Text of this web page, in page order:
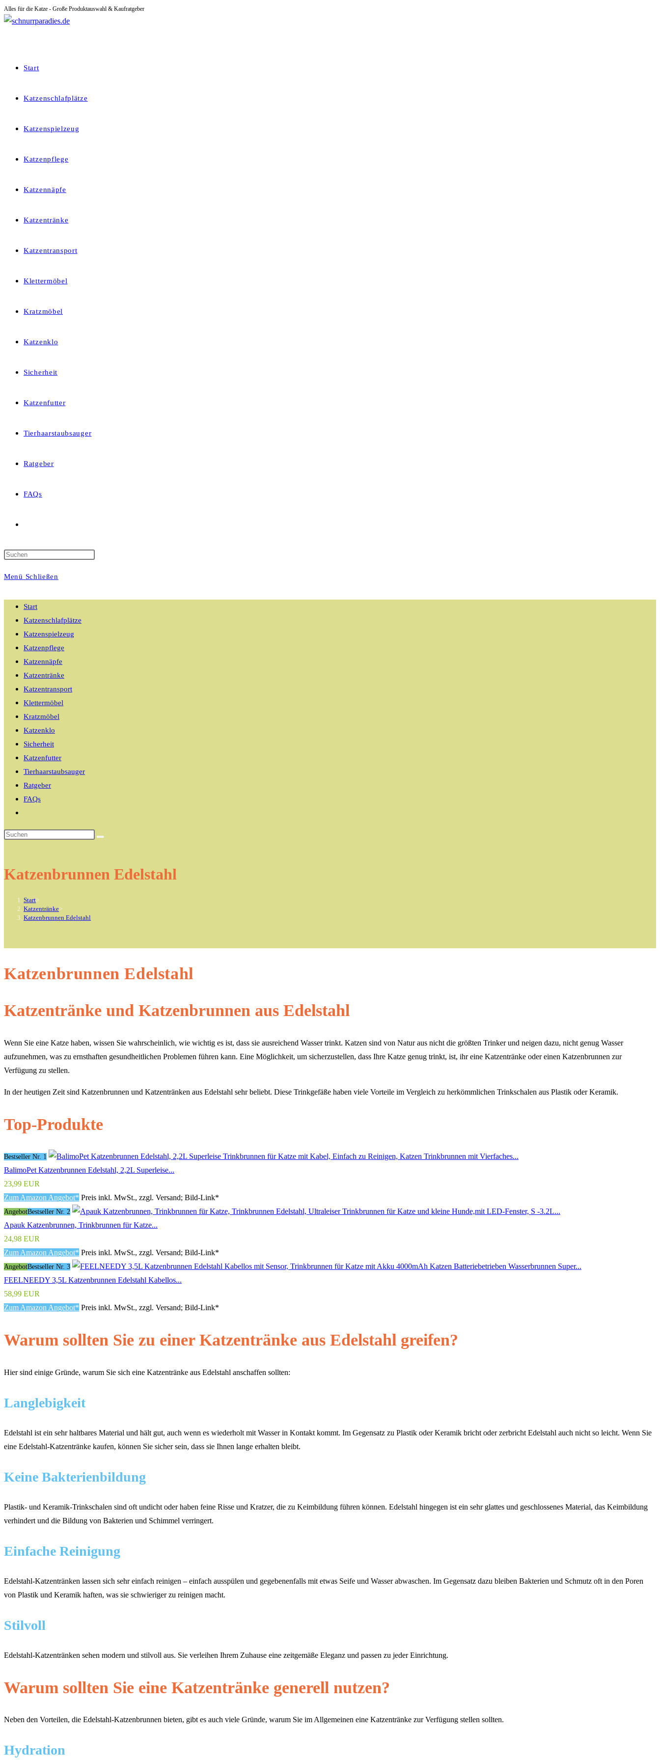
Zum
Inhalt
Alles für die Katze - Große Produktauswahl & Kaufratgeber
Start
Katzenschlafplätze
Katzenspielzeug
Katzenpflege
Katzennäpfe
Katzentränke
Katzentransport
Klettermöbel
Kratzmöbel
Katzenklo
Sicherheit
Katzenfutter
Tierhaarstaubsauger
Ratgeber
FAQs
Suche
Menü Schließen
Start
Katzenschlafplätze
Katzenspielzeug
Katzenpflege
Katzennäpfe
Katzentränke
Katzentransport
Klettermöbel
Kratzmöbel
Katzenklo
Sicherheit
Katzenfutter
Tierhaarstaubsauger
Ratgeber
FAQs
umschalten
Katzenbrunnen Edelstahl
Start>
Katzentränke>
Katzenbrunnen Edelstahl
Katzenbrunnen Edelstahl
Katzentränke und Katzenbrunnen aus Edelstahl
Wenn Sie eine Katze haben, wissen Sie wahrscheinlich, wie wichtig es ist, dass sie ausreichend Wasser trinkt. Katzen sind von Natur aus nicht die größten Trinker und neigen dazu, nicht genug Wasser
aufzunehmen, was zu ernsthaften gesundheitlichen Problemen führen kann. Eine Möglichkeit, um sicherzustellen, dass Ihre Katze genug trinkt, ist, ihr eine Katzentränke oder einen Katzenbrunnen zur
Verfügung zu stellen.
In der heutigen Zeit sind Katzenbrunnen und Katzentränken aus Edelstahl sehr beliebt. Diese Trinkgefäße haben viele Vorteile im Vergleich zu herkömmlichen Trinkschalen aus Plastik oder Keramik.
Top-Produkte
Bestseller Nr. 1
BalimoPet Katzenbrunnen Edelstahl, 2,2L Superleise...
23,99 EUR
Zum Amazon Angebot* Preis inkl. MwSt., zzgl. Versand; Bild-Link*
AngebotBestseller Nr. 2
Apauk Katzenbrunnen, Trinkbrunnen für Katze...
24,98 EUR
Zum Amazon Angebot* Preis inkl. MwSt., zzgl. Versand; Bild-Link*
AngebotBestseller Nr. 3
FEELNEEDY 3,5L Katzenbrunnen Edelstahl Kabellos...
58,99 EUR
Zum Amazon Angebot* Preis inkl. MwSt., zzgl. Versand; Bild-Link*
Warum sollten Sie zu einer Katzentränke aus Edelstahl greifen?
Hier sind einige Gründe, warum Sie sich eine Katzentränke aus Edelstahl anschaffen sollten:
Langlebigkeit
Edelstahl ist ein sehr haltbares Material und hält gut, auch wenn es wiederholt mit Wasser in Kontakt kommt. Im Gegensatz zu Plastik oder Keramik bricht oder zerbricht Edelstahl auch nicht so leicht. Wenn Sie
eine Edelstahl-Katzentränke kaufen, können Sie sicher sein, dass sie Ihnen lange erhalten bleibt.
Keine Bakterienbildung
Plastik- und Keramik-Trinkschalen sind oft undicht oder haben feine Risse und Kratzer, die zu Keimbildung führen können. Edelstahl hingegen ist ein sehr glattes und geschlossenes Material, das Keimbildung
verhindert und die Bildung von Bakterien und Schimmel verringert.
Einfache Reinigung
Edelstahl-Katzentränken lassen sich sehr einfach reinigen – einfach ausspülen und gegebenenfalls mit etwas Seife und Wasser abwaschen. Im Gegensatz dazu bleiben Bakterien und Schmutz oft in den Poren
von Plastik und Keramik haften, was sie schwieriger zu reinigen macht.
Stilvoll
Edelstahl-Katzentränken sehen modern und stilvoll aus. Sie verleihen Ihrem Zuhause eine zeitgemäße Eleganz und passen zu jeder Einrichtung.
Warum sollten Sie eine Katzentränke generell nutzen?
Neben den Vorteilen, die Edelstahl-Katzenbrunnen bieten, gibt es auch viele Gründe, warum Sie im Allgemeinen eine Katzentränke zur Verfügung stellen sollten.
Hydration